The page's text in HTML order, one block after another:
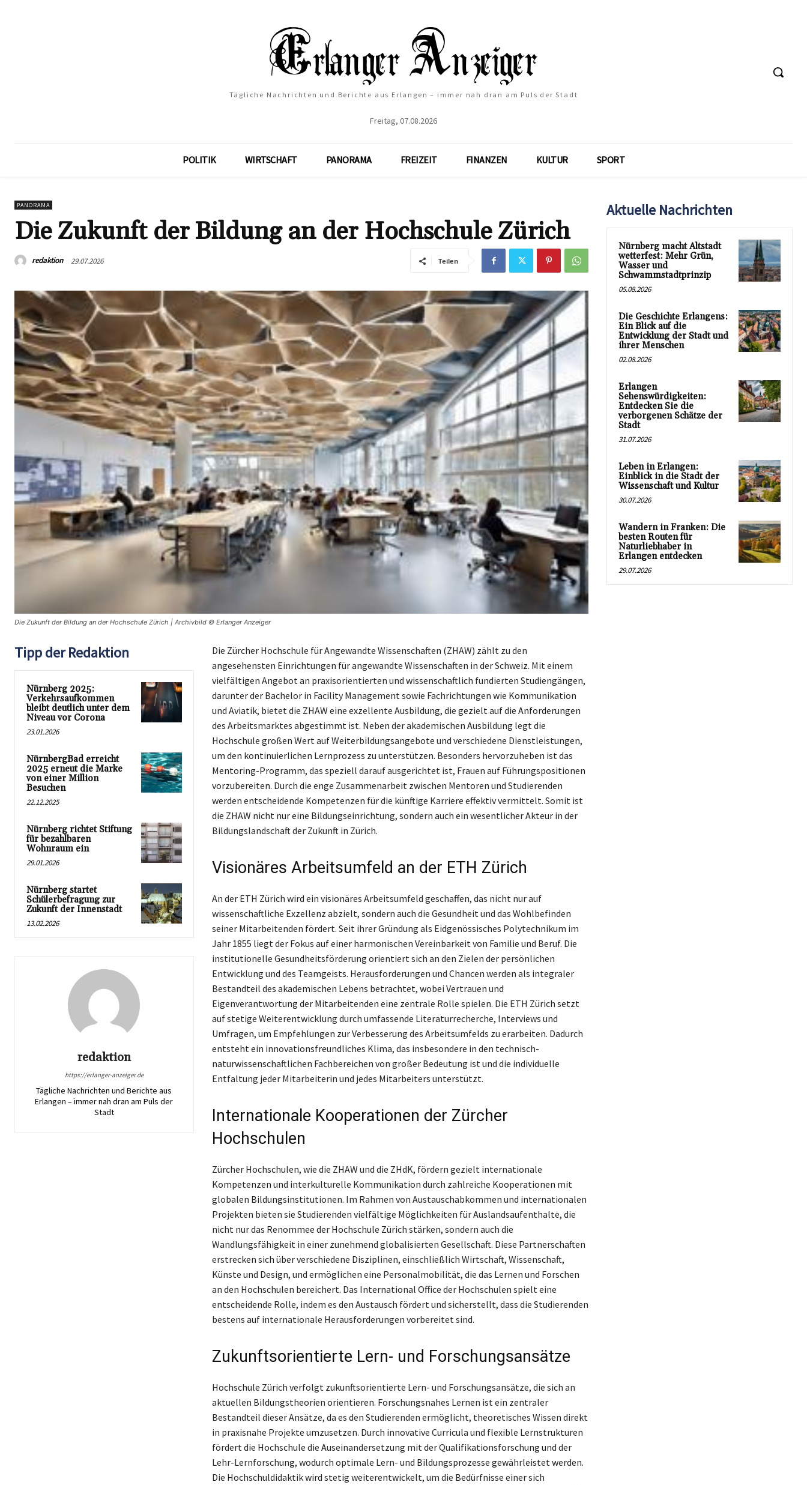
Tägliche Nachrichten und Berichte aus Erlangen – immer nah dran am Puls der Stadt
Freitag, 07.08.2026
POLITIK WIRTSCHAFT PANORAMA FREIZEIT FINANZEN KULTUR SPORT
PANORAMA
Die Zukunft der Bildung an der Hochschule Zürich
redaktion 29.07.2026 Teilen
Die Zukunft der Bildung an der Hochschule Zürich | Archivbild © Erlanger Anzeiger
Tipp der Redaktion
Nürnberg 2025:
Verkehrsaufkommen
bleibt deutlich unter dem
Niveau vor Corona
23.01.2026
NürnbergBad erreicht
2025 erneut die Marke
von einer Million
Besuchen
22.12.2025
Nürnberg richtet Stiftung
für bezahlbaren
Wohnraum ein
29.01.2026
Nürnberg startet
Schülerbefragung zur
Zukunft der Innenstadt
13.02.2026
redaktion
https://erlanger-anzeiger.de
Tägliche Nachrichten und Berichte aus
Erlangen – immer nah dran am Puls der
Stadt
Die Zürcher Hochschule für Angewandte Wissenschaften (ZHAW) zählt zu den
angesehensten Einrichtungen für angewandte Wissenschaften in der Schweiz. Mit einem
vielfältigen Angebot an praxisorientierten und wissenschaftlich fundierten Studiengängen,
darunter der Bachelor in Facility Management sowie Fachrichtungen wie Kommunikation
und Aviatik, bietet die ZHAW eine exzellente Ausbildung, die gezielt auf die Anforderungen
des Arbeitsmarktes abgestimmt ist. Neben der akademischen Ausbildung legt die
Hochschule großen Wert auf Weiterbildungsangebote und verschiedene Dienstleistungen,
um den kontinuierlichen Lernprozess zu unterstützen. Besonders hervorzuheben ist das
Mentoring-Programm, das speziell darauf ausgerichtet ist, Frauen auf Führungspositionen
vorzubereiten. Durch die enge Zusammenarbeit zwischen Mentoren und Studierenden
werden entscheidende Kompetenzen für die künftige Karriere effektiv vermittelt. Somit ist
die ZHAW nicht nur eine Bildungseinrichtung, sondern auch ein wesentlicher Akteur in der
Bildungslandschaft der Zukunft in Zürich.
Visionäres Arbeitsumfeld an der ETH Zürich
An der ETH Zürich wird ein visionäres Arbeitsumfeld geschaffen, das nicht nur auf
wissenschaftliche Exzellenz abzielt, sondern auch die Gesundheit und das Wohlbefinden
seiner Mitarbeitenden fördert. Seit ihrer Gründung als Eidgenössisches Polytechnikum im
Jahr 1855 liegt der Fokus auf einer harmonischen Vereinbarkeit von Familie und Beruf. Die
institutionelle Gesundheitsförderung orientiert sich an den Zielen der persönlichen
Entwicklung und des Teamgeists. Herausforderungen und Chancen werden als integraler
Bestandteil des akademischen Lebens betrachtet, wobei Vertrauen und
Eigenverantwortung der Mitarbeitenden eine zentrale Rolle spielen. Die ETH Zürich setzt
auf stetige Weiterentwicklung durch umfassende Literaturrecherche, Interviews und
Umfragen, um Empfehlungen zur Verbesserung des Arbeitsumfelds zu erarbeiten. Dadurch
entsteht ein innovationsfreundliches Klima, das insbesondere in den technisch-
naturwissenschaftlichen Fachbereichen von großer Bedeutung ist und die individuelle
Entfaltung jeder Mitarbeiterin und jedes Mitarbeiters unterstützt.
Internationale Kooperationen der Zürcher
Hochschulen
Zürcher Hochschulen, wie die ZHAW und die ZHdK, fördern gezielt internationale
Kompetenzen und interkulturelle Kommunikation durch zahlreiche Kooperationen mit
globalen Bildungsinstitutionen. Im Rahmen von Austauschabkommen und internationalen
Projekten bieten sie Studierenden vielfältige Möglichkeiten für Auslandsaufenthalte, die
nicht nur das Renommee der Hochschule Zürich stärken, sondern auch die
Wandlungsfähigkeit in einer zunehmend globalisierten Gesellschaft. Diese Partnerschaften
erstrecken sich über verschiedene Disziplinen, einschließlich Wirtschaft, Wissenschaft,
Künste und Design, und ermöglichen eine Personalmobilität, die das Lernen und Forschen
an den Hochschulen bereichert. Das International Office der Hochschulen spielt eine
entscheidende Rolle, indem es den Austausch fördert und sicherstellt, dass die Studierenden
bestens auf internationale Herausforderungen vorbereitet sind.
Zukunftsorientierte Lern- und Forschungsansätze
Hochschule Zürich verfolgt zukunftsorientierte Lern- und Forschungsansätze, die sich an
aktuellen Bildungstheorien orientieren. Forschungsnahes Lernen ist ein zentraler
Bestandteil dieser Ansätze, da es den Studierenden ermöglicht, theoretisches Wissen direkt
in praxisnahe Projekte umzusetzen. Durch innovative Curricula und flexible Lernstrukturen
fördert die Hochschule die Auseinandersetzung mit der Qualifikationsforschung und der
Lehr-Lernforschung, wodurch optimale Lern- und Bildungsprozesse gewährleistet werden.
Die Hochschuldidaktik wird stetig weiterentwickelt, um die Bedürfnisse einer sich
Aktuelle Nachrichten
Nürnberg macht Altstadt
wetterfest: Mehr Grün,
Wasser und
Schwammstadtprinzip
05.08.2026
Die Geschichte Erlangens:
Ein Blick auf die
Entwicklung der Stadt und
ihrer Menschen
02.08.2026
Erlangen
Sehenswürdigkeiten:
Entdecken Sie die
verborgenen Schätze der
Stadt
31.07.2026
Leben in Erlangen:
Einblick in die Stadt der
Wissenschaft und Kultur
30.07.2026
Wandern in Franken: Die
besten Routen für
Naturliebhaber in
Erlangen entdecken
29.07.2026